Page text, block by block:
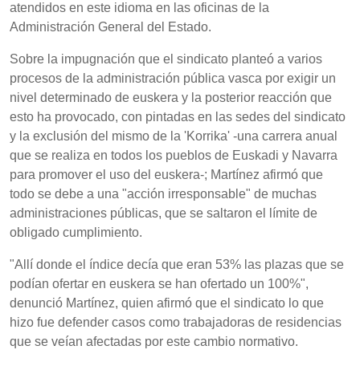
atendidos en este idioma en las oficinas de la
Administración General del Estado.
Sobre la impugnación que el sindicato planteó a varios
procesos de la administración pública vasca por exigir un
nivel determinado de euskera y la posterior reacción que
esto ha provocado, con pintadas en las sedes del sindicato
y la exclusión del mismo de la 'Korrika' -una carrera anual
que se realiza en todos los pueblos de Euskadi y Navarra
para promover el uso del euskera-; Martínez afirmó que
todo se debe a una "acción irresponsable" de muchas
administraciones públicas, que se saltaron el límite de
obligado cumplimiento.
"Allí donde el índice decía que eran 53% las plazas que se
podían ofertar en euskera se han ofertado un 100%",
denunció Martínez, quien afirmó que el sindicato lo que
hizo fue defender casos como trabajadoras de residencias
que se veían afectadas por este cambio normativo.